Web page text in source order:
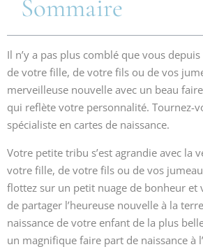
Sommaire
Il n’y a pas plus comblé que vous
de votre fille, de votre fils ou de vos
merveilleuse nouvelle avec un beau
qui reflète votre personnalité. Tournez-
spécialiste en cartes de naissance.
Votre petite tribu s’est agrandie avec la
votre fille, de votre fils ou de vos
flottez sur un petit nuage de bonheur et
de partager l’heureuse nouvelle à la
naissance de votre enfant de la plus
un magnifique faire part de naissance à